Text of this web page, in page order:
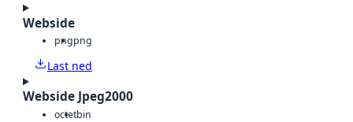
Webside
pngpng
Last ned
Webside Jpeg2000
octetbin